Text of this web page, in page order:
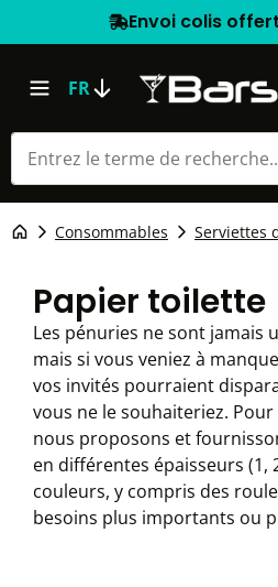
Envoi colis
FR
Consommables Serviettes
Papier toilette
Les pénuries ne sont jamais
mais si vous veniez à
vos invités pourraient
vous ne le souhaiteriez.
nous proposons et
en différentes épaisseurs (1,
couleurs, y compris des
besoins plus importants ou